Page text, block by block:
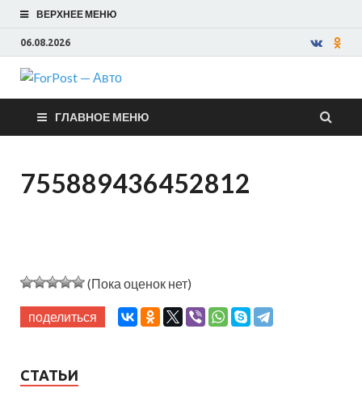
ВЕРХНЕЕ МЕНЮ
06.08.2026
ForPost —
Авто
ГЛАВНОЕ МЕНЮ
755889436452812
(Пока оценок нет)
поделиться
СТАТЬИ